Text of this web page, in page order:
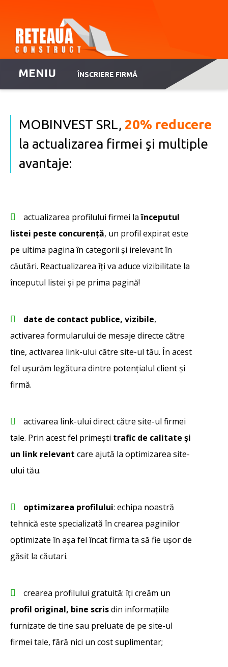
MENIU ÎNSCRIERE FIRMĂ
MOBINVEST SRL, 20% reducere
la actualizarea firmei şi multiple
avantaje:
actualizarea profilului firmei laînceputul
listei peste concurență, un profil expirat este
pe ultima pagina în categorii și irelevant în
căutări. Reactualizarea îți va aduce vizibilitate la
începutul listei și pe prima pagină!
date de contact publice, vizibile,
activarea formularului de mesaje directe către
tine, activarea link-ului către site-ul tău. În acest
fel ușurăm legătura dintre potențialul client și
firmă.
activarea link-ului direct către site-ul firmei
tale. Prin acest fel primești trafic de calitate și
un link relevant care ajută la optimizarea site-
ului tău.
optimizarea profilului: echipa noastră
tehnică este specializată în crearea paginilor
optimizate în așa fel încat firma ta să fie ușor de
găsit la căutari.
crearea profilului gratuită: îți creăm un
profil original, bine scrisdin informațiile
furnizate de tine sau preluate de pe site-ul
firmei tale, fără nici un cost suplimentar;